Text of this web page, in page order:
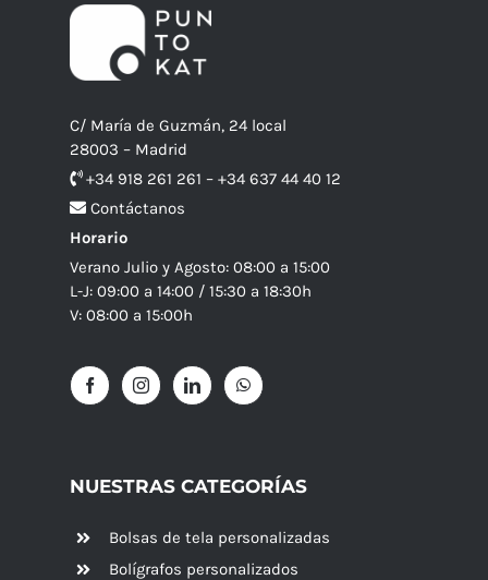
C/ María de Guzmán, 24 local
28003 – Madrid
+34 918 261 261 – +34 637 44 40 12
Contáctanos
Horario
Verano Julio y Agosto: 08:00 a 15:00
L-J: 09:00 a 14:00 / 15:30 a 18:30h
V: 08:00 a 15:00h
NUESTRAS CATEGORÍAS
Bolsas de tela personalizadas
Bolígrafos personalizados